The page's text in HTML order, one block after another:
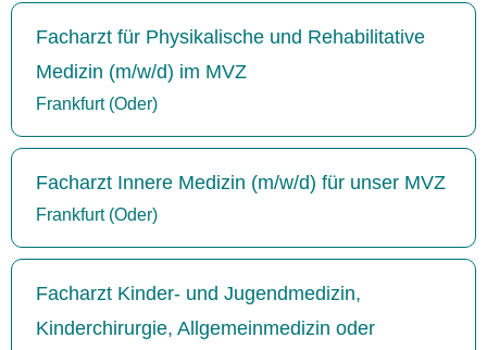
Facharzt für Physikalische und Rehabilitative
Medizin (m/w/d) im MVZ
Frankfurt (Oder)
Facharzt Innere Medizin (m/w/d) für unser MVZ
Frankfurt (Oder)
Facharzt Kinder- und Jugendmedizin,
Kinderchirurgie, Allgemeinmedizin oder